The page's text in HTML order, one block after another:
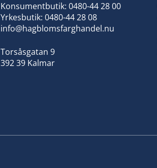
Konsumentbutik: 0480-44 28 00
Yrkesbutik: 0480-44 28 08
info@hagblomsfarghandel.nu
Torsåsgatan 9
392 39 Kalmar